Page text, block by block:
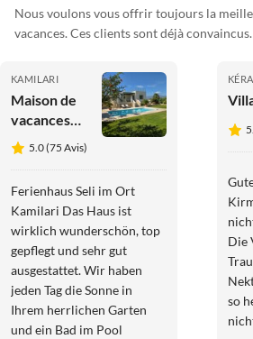
Nous voulons vous offrir toujours la
vacances. Ces clients sont déjà convaincus.
KAMILARI
Maison de
vacances
Seli 5.0 (75 Avis)
Ferienhaus Seli im Ort
Kamilari Das Haus ist
wirklich wunderschön, top
gepflegt und sehr gut
ausgestattet. Wir haben
jeden Tag die Sonne in
Ihrem herrlichen Garten
und ein Bad im Pool
Die
so